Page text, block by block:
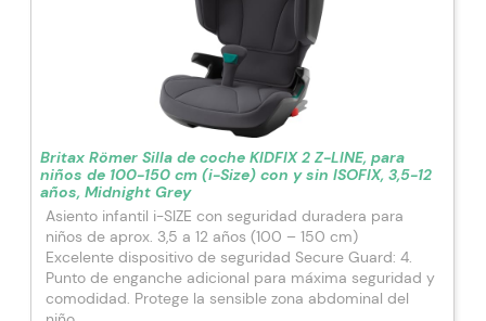
Britax Römer Silla de coche KIDFIX 2 Z-LINE, para
niños de 100-150 cm (i-Size) con y sin ISOFIX, 3,5-12
años, Midnight Grey
Asiento infantil i-SIZE con seguridad duradera para
niños de aprox. 3,5 a 12 años (100 – 150 cm)
Excelente dispositivo de seguridad Secure Guard: 4.
Punto de enganche adicional para máxima seguridad y
comodidad. Protege la sensible zona abdominal del